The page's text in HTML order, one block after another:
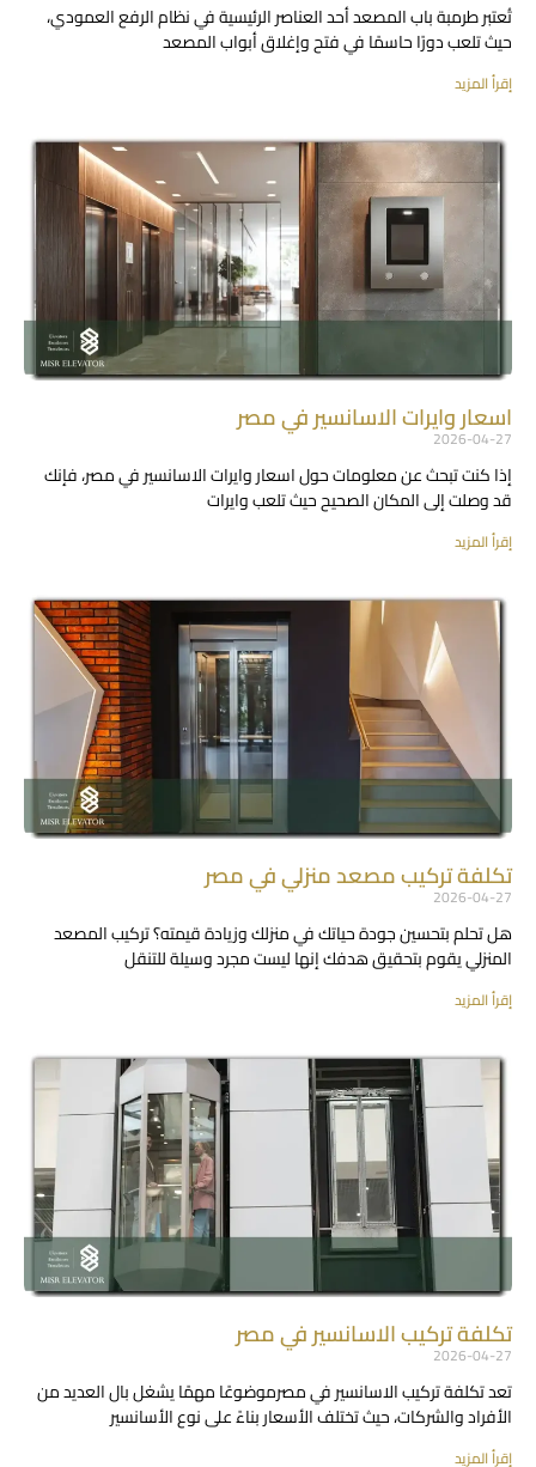
تُعتبر طرمبة باب المصعد أحد العناصر الرئيسية في نظام الرفع العمودي،
حيث تلعب دورًا حاسمًا في فتح وإغلاق أبواب المصعد
إقرأ المزيد
اسعار وايرات الاسانسير في مصر
2026-04-27
إذا كنت تبحث عن معلومات حول اسعار وايرات الاسانسير في مصر، فإنك
قد وصلت إلى المكان الصحيح حيث تلعب وايرات
إقرأ المزيد
تكلفة تركيب مصعد منزلي في مصر
2026-04-27
هل تحلم بتحسين جودة حياتك في منزلك وزيادة قيمته؟ تركيب المصعد
المنزلي يقوم بتحقيق هدفك إنها ليست مجرد وسيلة للتنقل
إقرأ المزيد
تكلفة تركيب الاسانسير في مصر
2026-04-27
تعد تكلفة تركيب الاسانسير في مصرموضوعًا مهمًا يشغل بال العديد من
الأفراد والشركات، حيث تختلف الأسعار بناءً على نوع الأسانسير
إقرأ المزيد